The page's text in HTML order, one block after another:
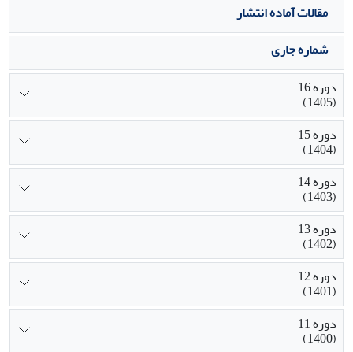
اضطراب اجتماعی بالا تأکید می‌کند و تلویحات کاربردی مهمی جهت
مداخلات درمانی برای نوجوانان با اضطراب اجتماعی دارد.
مقالات آماده انتشار
شماره جاری
دوره 16
(1405)
دوره 15
(1404)
دوره 14
(1403)
دوره 13
(1402)
دوره 12
(1401)
دوره 11
(1400)